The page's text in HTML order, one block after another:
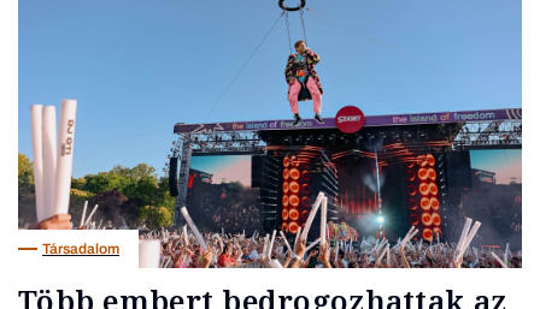
Társadalom